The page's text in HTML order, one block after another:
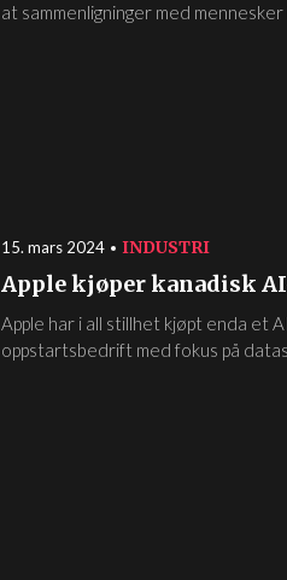
at sammenligninger med
15. mars 2024 INDUSTRI
Apple kjøper kanadisk
Apple har i all stillhet kjøpt enda et
oppstartsbedrift med fokus på